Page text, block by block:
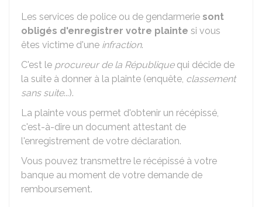
Les services de police ou de gendarmerie sont
obligés d'enregistrer votre plainte si vous
êtes victime d'une infraction.
C'est le procureur de la Républiquequi décide de
la suite à donner à la plainte (enquête, classement
sans suite...).
La plainte vous permet d'obtenir un récépissé,
c'est-à-dire un document attestant de
l'enregistrement de votre déclaration.
Vous pouvez transmettre le récépissé à votre
banque au moment de votre demande de
remboursement.